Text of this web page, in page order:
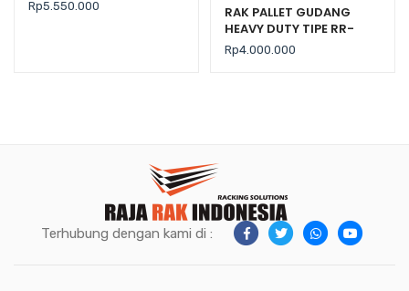
Rp5.550.000
5.00dari 5
berdasarka
npenilaian
RAK PALLET GUDANG
HEAVY DUTY TIPE RR-
2000 KAPASITAS 2 TON /
LEVEL
Rp4.000.000
Terhubung dengan kami di :